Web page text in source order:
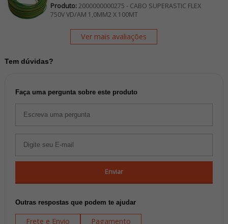
Produto:2000000000275 - CABO SUPERASTIC FLEX
750V VD/AM 1,0MM2 X 100MT
Ver mais avaliações
Tem dúvidas?
Faça uma pergunta sobre este produto
Enviar
Outras respostas que podem te ajudar
Frete e Envio
Pagamento